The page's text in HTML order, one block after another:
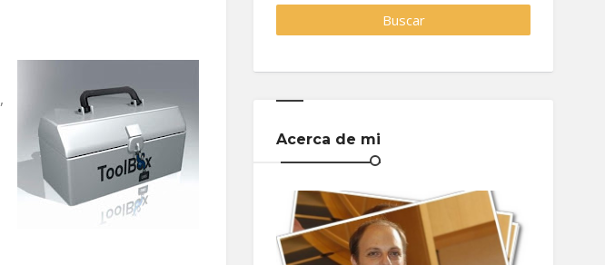
Acerca de mi